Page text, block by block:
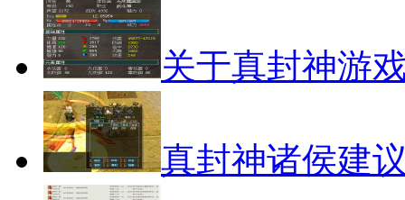
关于真封神游
真封神诸侯建